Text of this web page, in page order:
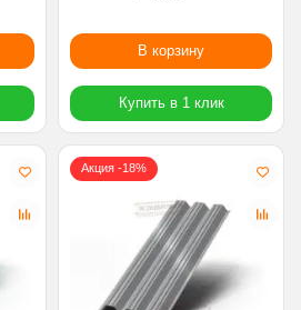
В корзину
Купить в 1 клик
Акция -18%